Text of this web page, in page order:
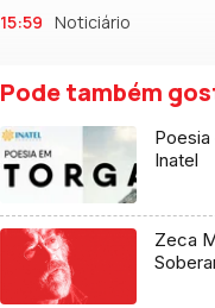
15:59 Noticiário
Pode também
Poesia
Inatel
Zeca